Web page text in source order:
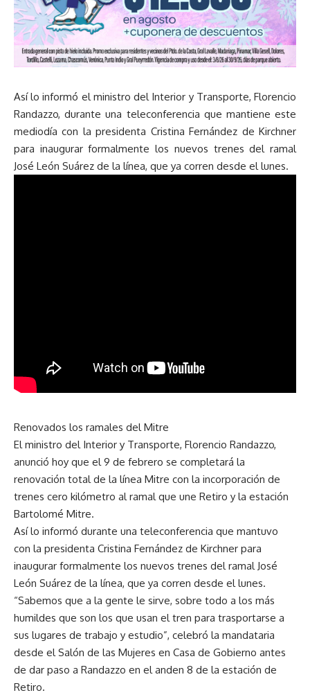
Así lo informó el ministro del Interior y Transporte, Florencio
Randazzo, durante una teleconferencia que mantiene este
mediodía con la presidenta Cristina Fernández de Kirchner
para inaugurar formalmente los nuevos trenes del ramal
José León Suárez de la línea, que ya corren desde el lunes.
Renovados los ramales del Mitre
El ministro del Interior y Transporte, Florencio Randazzo,
anunció hoy que el 9 de febrero se completará la
renovación total de la línea Mitre con la incorporación de
trenes cero kilómetro al ramal que une Retiro y la estación
Bartolomé Mitre.
Así lo informó durante una teleconferencia que mantuvo
con la presidenta Cristina Fernández de Kirchner para
inaugurar formalmente los nuevos trenes del ramal José
León Suárez de la línea, que ya corren desde el lunes.
“Sabemos que a la gente le sirve, sobre todo a los más
humildes que son los que usan el tren para trasportarse a
sus lugares de trabajo y estudio”, celebró la mandataria
desde el Salón de las Mujeres en Casa de Gobierno antes
de dar paso a Randazzo en el anden 8 de la estación de
Retiro.